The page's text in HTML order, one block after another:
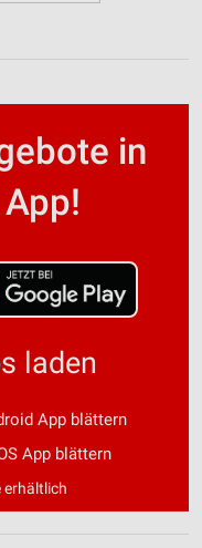
in
laden
App blättern
App blättern
erhältlich